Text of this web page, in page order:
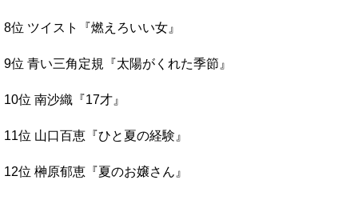
8位 ツイスト『燃えろいい女』
9位 青い三角定規『太陽がくれた季節』
10位 南沙織『17才』
11位 山口百恵『ひと夏の経験』
12位 榊原郁恵『夏のお嬢さん』